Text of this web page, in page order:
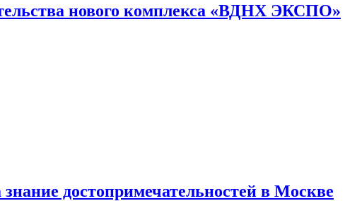
нового комплекса «ВДНХ ЭКСПО»
достопримечательностей в Москве